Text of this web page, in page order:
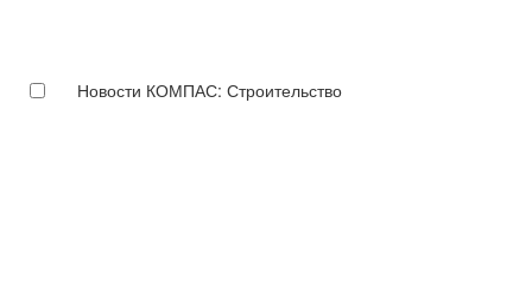
Новости КОМПАС: Строительство